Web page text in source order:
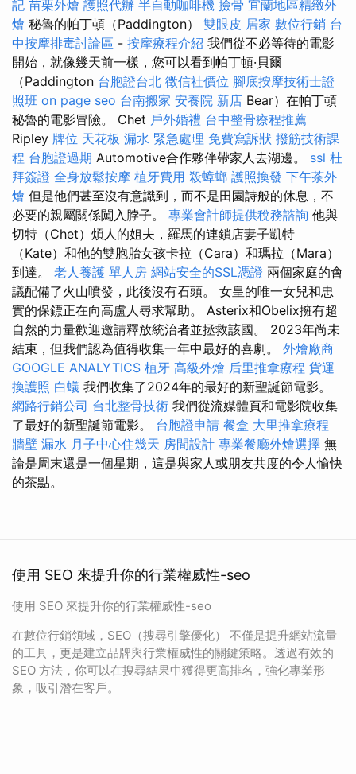
記 苗栗外燴 護照代辦 半自動咖啡機 撿骨 宜蘭地區精緻外
燴 秘魯的帕丁頓（Paddington） 雙眼皮 居家 數位行銷 台
中按摩排毒討論區 - 按摩療程介紹 我們從不必等待的電影
開始，就像幾天前一樣，您可以看到帕丁頓·貝爾
（Paddington 台胞證台北 徵信社價位 腳底按摩技術士證
照班 on page seo 台南搬家 安養院 新店 Bear）在帕丁頓
秘魯的電影冒險。 Chet 戶外婚禮 台中整骨療程推薦
Ripley 牌位 天花板 漏水 緊急處理 免費寫訴狀 撥筋技術課
程 台胞證過期 Automotive合作夥伴帶家人去湖邊。 ssl 杜
拜簽證 全身放鬆按摩 植牙費用 殺蟑螂 護照換發 下午茶外
燴 但是他們甚至沒有意識到，而不是田園詩般的休息，不
必要的親屬關係闖入脖子。 專業會計師提供稅務諮詢 他與
切特（Chet）煩人的姐夫，羅馬的連鎖店妻子凱特
（Kate）和他的雙胞胎女孩卡拉（Cara）和瑪拉（Mara）
到達。 老人養護 單人房 網站安全的SSL憑證 兩個家庭的會
議配備了火山噴發，此後沒有石頭。 女皇的唯一女兒和忠
實的保鏢正在向高盧人尋求幫助。 Asterix和Obelix擁有超
自然的力量歡迎邀請釋放統治者並拯救該國。 2023年尚未
結束，但我們認為值得收集一年中最好的喜劇。 外燴廠商
GOOGLE ANALYTICS 植牙 高級外燴 后里推拿療程 貨運
換護照 白蟻 我們收集了2024年的最好的新聖誕節電影。
網路行銷公司 台北整骨技術 我們從流媒體頁和電影院收集
了最好的新聖誕節電影。 台胞證申請 餐盒 大里推拿療程
牆壁 漏水 月子中心住幾天 房間設計 專業餐廳外燴選擇 無
論是周末還是一個星期，這是與家人或朋友共度的令人愉快
的茶點。
使用 SEO 來提升你的行業權威性-seo
使用 SEO 來提升你的行業權威性-seo
在數位行銷領域，SEO（搜尋引擎優化） 不僅是提升網站流量
的工具，更是建立品牌與行業權威性的關鍵策略。透過有效的
SEO 方法，你可以在搜尋結果中獲得更高排名，強化專業形
象，吸引潛在客戶。